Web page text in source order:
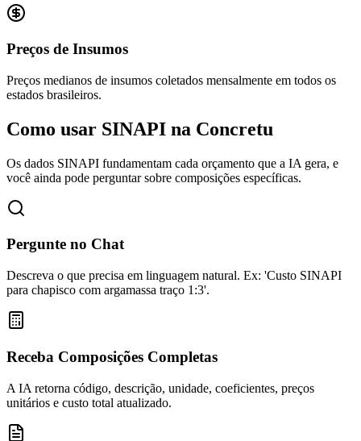
Preços de Insumos
Preços medianos de insumos coletados mensalmente em todos os
estados brasileiros.
Como usar SINAPI na Concretu
Os dados SINAPI fundamentam cada orçamento que a IA gera, e
você ainda pode perguntar sobre composições específicas.
Pergunte no Chat
Descreva o que precisa em linguagem natural. Ex: 'Custo SINAPI
para chapisco com argamassa traço 1:3'.
Receba Composições Completas
A IA retorna código, descrição, unidade, coeficientes, preços
unitários e custo total atualizado.